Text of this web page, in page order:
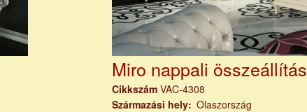
Miro nappali összeállítás
Cikkszám VAC-4308
Származási hely
Olaszország